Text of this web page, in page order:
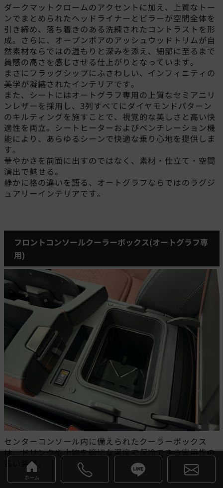
ホーム
ダークマットクロームのアクセントに加え、上質なトー
ンでまとめられたヘッドライナーとピラーが空間全体を
引き締め、落ち着きのある洗練されたコントラストを形
成。さらに、オープンポアのアッシュウッドトリムが自
然素材ならではの温もりと深みを添え、細部に至るまで
質感の高さを感じさせる仕上がりとなっています。
まさにフラッグシップにふさわしい、インフィニティの
美学が凝縮されたインテリアです。
また、シートにはオートグラフ専用の上質なセミアニリ
ンレザーを採用し、3列すべてにダイヤモンドパターン
のキルティングを施すことで、視覚的な美しさと高い快
適性を両立。シートヒーターおよびベンチレーション機
能により、あらゆるシーンで快適な乗り心地を提供しま
す。
華やかさを前面に出すのではなく、素材・仕立て・空間
演出で魅せる。
静かに格の違いを語る、オートグラフならではのラグジ
ュアリーインテリアです。
フロントコンソールクーラーボックス(オートグラフ専
用)
センターコンソール内に備えられたクーラーボックス
は、ドリンクや小物を適切な温度で保冷できる実用性の
高い装備。